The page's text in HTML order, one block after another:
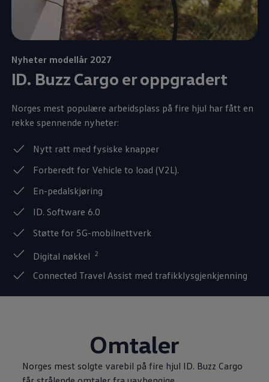
Nyheter modellår 2027
ID. Buzz Cargo er oppgradert
Norges mest populære arbeidsplass på fire hjul har fått en
rekke spennende nyheter:
Nytt ratt med fysiske knapper
Forberedt for Vehicle to load (V2L).
En-pedalskjøring
ID. Software 6.0
Støtte for 5G-mobilnettverk
Digital nøkkel
2
Connected Travel Assist med trafikklysgjenkjenning
Omtaler
Norges mest solgte varebil på fire hjul ID. Buzz Cargo